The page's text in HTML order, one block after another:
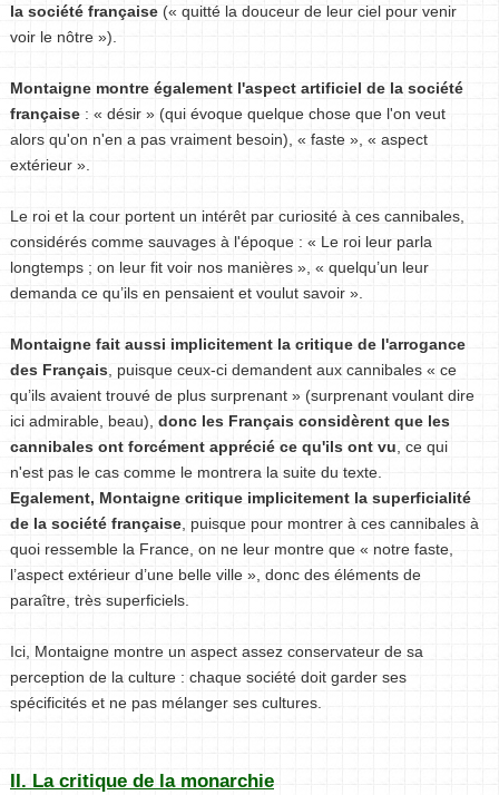
la société française (« quitté la douceur de leur ciel pour venir
voir le nôtre »).
Montaigne montre également l'aspect artificiel de la société
française : « désir » (qui évoque quelque chose que l'on veut
alors qu'on n'en a pas vraiment besoin), « faste », « aspect
extérieur ».
Le roi et la cour portent un intérêt par curiosité à ces cannibales,
considérés comme sauvages à l'époque : « Le roi leur parla
longtemps ; on leur fit voir nos manières », « quelqu’un leur
demanda ce qu’ils en pensaient et voulut savoir ».
Montaigne fait aussi implicitement la critique de l'arrogance
des Français , puisque ceux-ci demandent aux cannibales « ce
qu’ils avaient trouvé de plus surprenant » (surprenant voulant dire
ici admirable, beau), donc les Français considèrent que les
cannibales ont forcément apprécié ce qu'ils ont vu , ce qui
n'est pas le cas comme le montrera la suite du texte.
Egalement, Montaigne critique implicitement la superficialité
de la société française , puisque pour montrer à ces cannibales à
quoi ressemble la France, on ne leur montre que « notre faste,
l’aspect extérieur d’une belle ville », donc des éléments de
paraître, très superficiels.
Ici, Montaigne montre un aspect assez conservateur de sa
perception de la culture : chaque société doit garder ses
spécificités et ne pas mélanger ses cultures.
II. La critique de la monarchie